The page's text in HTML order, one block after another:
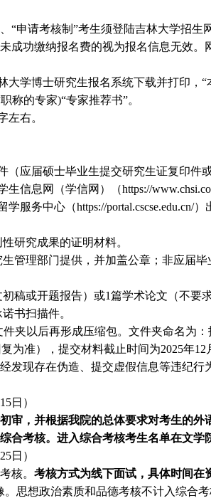
“申请考核制”考生须登陆吉林大学招生
成功缴纳报名费的视为报名信息无效。
学博士研究生报名系统下载并打印，“
称的专家)“专家推荐书”。
左右。
（应届硕士毕业生提交研究生证复印件
信息网（学信网）（https://
服务中心（https://portal.cscse.edu.cn/
研究成果的证明材料。
管理部门提供，并加盖公章；非应届
初稿或开题报告）或1篇学术论文（不要
书扫描件。
件夹 以后再形成压缩包。文件夹命名为：
为准） ， 提交材料截止时间为2025年12
发现存在伪造、提交虚假信息等违纪行
日 ）
审，并根据我院的总体要求对考生的
合考核。进入综合考核考生名单在文学
日 ）
核。 考核方式为线下面试，具体时间在
。思想政治素质和品德考核不计入综合